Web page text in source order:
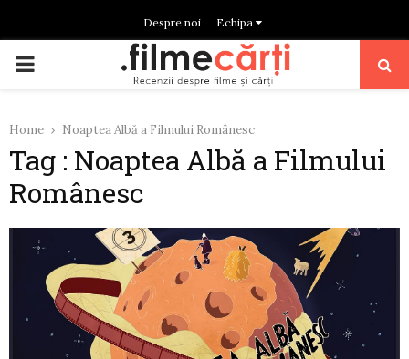
Despre noi Echipa
PRIMARY
Home Noaptea Albă a Filmului Românesc
Tag : Noaptea Albă a Filmului
Românesc